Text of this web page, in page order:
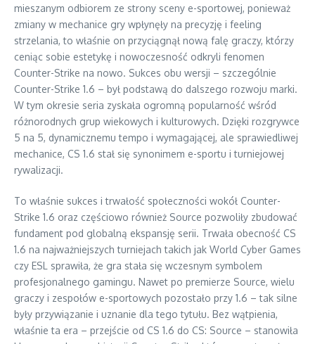
mieszanym odbiorem ze strony sceny e-sportowej, ponieważ
zmiany w mechanice gry wpłynęły na precyzję i feeling
strzelania, to właśnie on przyciągnął nową falę graczy, którzy
ceniąc sobie estetykę i nowoczesność odkryli fenomen
Counter-Strike na nowo. Sukces obu wersji – szczególnie
Counter-Strike 1.6 – był podstawą do dalszego rozwoju marki.
W tym okresie seria zyskała ogromną popularność wśród
różnorodnych grup wiekowych i kulturowych. Dzięki rozgrywce
5 na 5, dynamicznemu tempo i wymagającej, ale sprawiedliwej
mechanice, CS 1.6 stał się synonimem e-sportu i turniejowej
rywalizacji.
To właśnie sukces i trwałość społeczności wokół Counter-
Strike 1.6 oraz częściowo również Source pozwoliły zbudować
fundament pod globalną ekspansję serii. Trwała obecność CS
1.6 na najważniejszych turniejach takich jak World Cyber Games
czy ESL sprawiła, że gra stała się wczesnym symbolem
profesjonalnego gamingu. Nawet po premierze Source, wielu
graczy i zespołów e-sportowych pozostało przy 1.6 – tak silne
były przywiązanie i uznanie dla tego tytułu. Bez wątpienia,
właśnie ta era – przejście od CS 1.6 do CS: Source – stanowiła